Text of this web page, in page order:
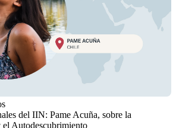
del IIN: Pame Acuña, sobre la
Autodescubrimiento